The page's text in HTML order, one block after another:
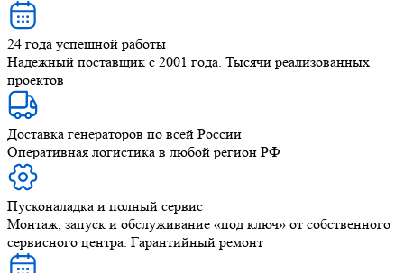
24 года успешной работы
Надёжный поставщик с 2001 года. Тысячи реализованных
проектов
Доставка генераторов по всей России
Оперативная логистика в любой регион РФ
Пусконаладка и полный сервис
Монтаж, запуск и обслуживание «под ключ» от собственного
сервисного центра. Гарантийный ремонт